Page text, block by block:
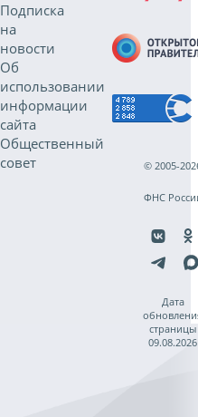
Подписка
на
новости
Об
использовании
информации
сайта
Общественный
совет
© 2005-
ФНС
Дата
страницы
09.08.2026